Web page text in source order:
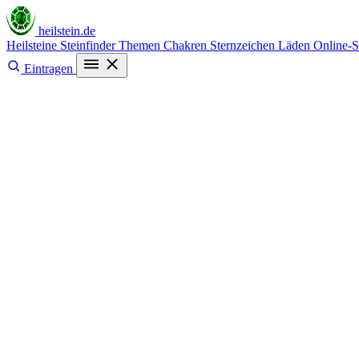
heilstein.de
Heilsteine SteinfinderThemen Chakren Sternzeichen Läden Online-
Eintragen